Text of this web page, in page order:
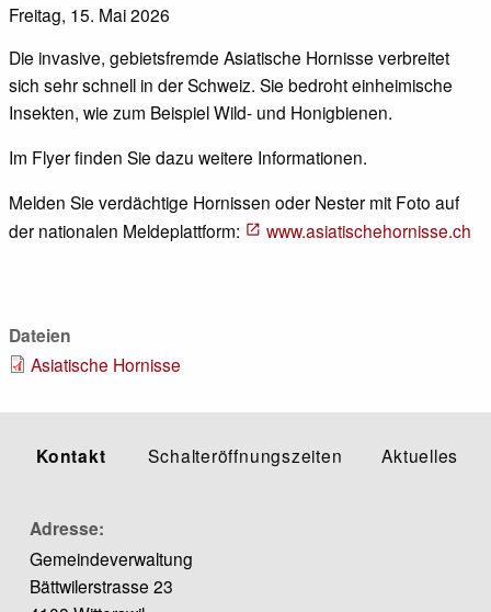
Freitag, 15. Mai 2026
Die invasive, gebietsfremde Asiatische Hornisse verbreitet
sich sehr schnell in der Schweiz. Sie bedroht einheimische
Insekten, wie zum Beispiel Wild- und Honigbienen.
Im Flyer finden Sie dazu weitere Informationen.
Melden Sie verdächtige Hornissen oder Nester mit Foto auf
der nationalen Meldeplattform:
www.asiatischehornisse.ch
Dateien
Asiatische Hornisse
Kontakt Schalteröffnungszeiten Aktuelles
Adresse
Gemeindeverwaltung
Bättwilerstrasse 23